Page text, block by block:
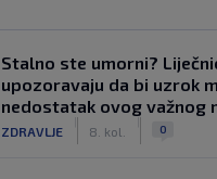
Stalno ste umorni?
upozoravaju da bi uzrok
nedostatak ovog važnog
ZDRAVLJE 8. kol. 0